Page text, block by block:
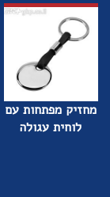
מחזיק מפתחות עם
לוחית עגולה